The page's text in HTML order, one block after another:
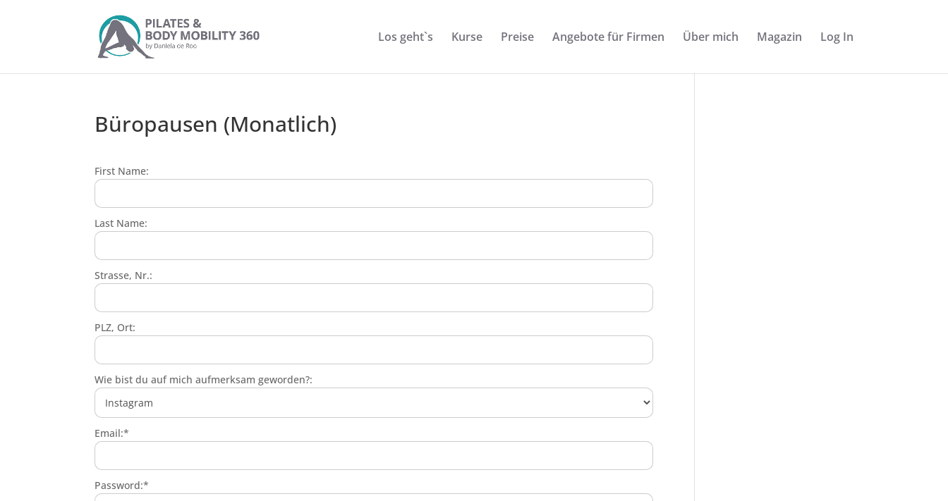
Los geht`s Kurse Preise Angebote für Firmen Über mich Magazin Log In
Büropausen (Monatlich)
First Name:
Last Name:
Strasse, Nr.:
PLZ, Ort:
Wie bist du auf mich aufmerksam geworden?:
Email:*
Password:*